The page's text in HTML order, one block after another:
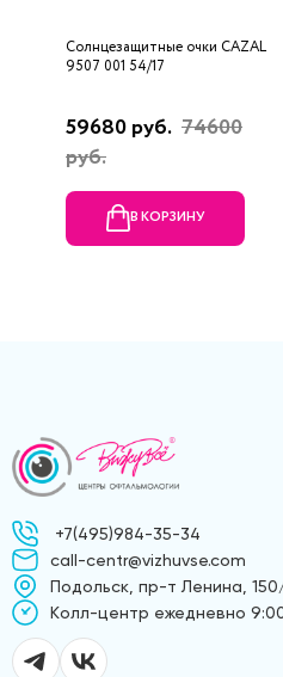
Солнцезащитные очки CAZAL
9507 001 54/17
59680 руб. 74600
руб.
В КОРЗИНУ
+7(495)984-35-34
call-centr@vizhuvse.com
Подольск, пр-т Ленина,
Kолл-центр ежедневно